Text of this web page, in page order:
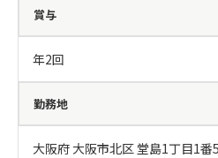
賞与
年2回
勤務地
大阪府 大阪市北区 堂島1丁目1